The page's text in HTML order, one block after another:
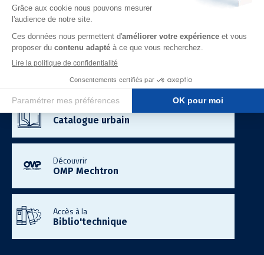
Mobilité Electrique
Energie & Industrie
Demandez un
Devis gratuit
Consultez le
Catalogue urbain
Découvrir
OMP Mechtron
Accès à la
Biblio'technique